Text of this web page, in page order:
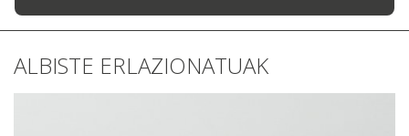
ALBISTE ERLAZIONATUAK